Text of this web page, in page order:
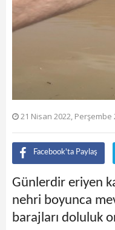
21 Nisan 2022, Perşembe
Facebook'ta Paylaş
Günlerdir eriyen
nehri boyunca
barajları doluluk